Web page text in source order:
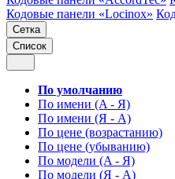
Кодовые панели «Locinox»
Сетка
Список
По умолчанию
По имени (A - Я)
По имени (Я - A)
По цене (возрастанию)
По цене (убыванию)
По модели (A - Я)
По модели (Я - A)